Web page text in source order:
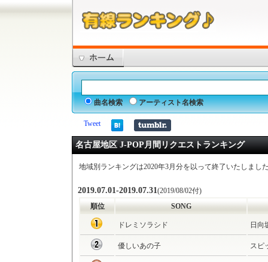
曲名検索 アーティスト名検索
Tweet
名古屋地区 J-POP月間リクエストランキング
地域別ランキングは2020年3月分を以って終了いたしまし
2019.07.01-2019.07.31(2019/08/02付)
順位
SONG
ドレミソラシド 日向
優しいあの子 スピ